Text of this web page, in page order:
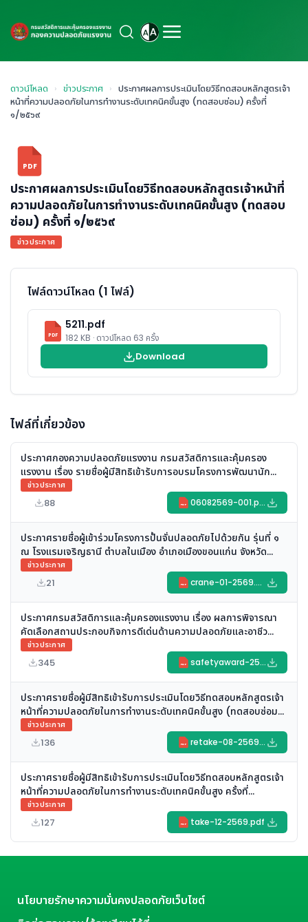
ดาวน์โหลด › ข่าวประกาศ › ประกาศผลการประเมินโดยวิธีทดสอบหลักสูตรเจ้า
หน้าที่ความปลอดภัยในการทำงานระดับเทคนิคขั้นสูง (ทดสอบซ่อม) ครั้งที่
๑/๒๕๖๙
PDF
ประกาศผลการประเมินโดยวิธีทดสอบหลักสูตรเจ้าหน้าที่
ความปลอดภัยในการทำงานระดับเทคนิคขั้นสูง (ทดสอบ
ซ่อม) ครั้งที่ ๑/๒๕๖๙
ข่าวประกาศ
ไฟล์ดาวน์โหลด (1 ไฟล์)
PDF
5211.pdf
182 KB · ดาวน์โหลด 63 ครั้ง
Download
ไฟล์ที่เกี่ยวข้อง
ประกาศกองความปลอดภัยแรงงาน กรมสวัสดิการและคุ้มครอง
แรงงาน เรื่อง รายชื่อผู้มีสิทธิเข้ารับการอบรมโครงการพัฒนานัก
บริหารความปลอดภัยขั้นสูง ประจำปี ๒๕๖๙
ข่าวประกาศ
88 PDF 06082569-001.pdf
ประกาศรายชื่อผู้เข้าร่วมโครงการปั้นจั่นปลอดภัยไปด้วยกัน รุ่นที่ ๑
ณ โรงแรมเจริญธานี ตำบลในเมือง อำเภอเมืองขอนแก่น จังหวัด
ขอนแก่น
ข่าวประกาศ
21 PDF crane-01-2569.pdf
ประกาศกรมสวัสดิการและคุ้มครองแรงงาน เรื่อง ผลการพิจารณา
คัดเลือกสถานประกอบกิจการดีเด่นด้านความปลอดภัยและอาชีว
อนามัย (Safety Award)
ประจำปี พ.ศ. ๒๕๖๙ (ประกาศวันที่ ๕ สิงหาคม ๒๕๖๙)
ข่าวประกาศ
345 PDF safetyaward-2569.pdf
ประกาศรายชื่อผู้มีสิทธิเข้ารับการประเมินโดยวิธีทดสอบหลักสูตรเจ้า
หน้าที่ความปลอดภัยในการทำงานระดับเทคนิคขั้นสูง (ทดสอบซ่อม)
ครั้งที่ ๘/๒๕๖๙
(ประกาศวันที่ ๒๗ กรกฎาคม ๒๕๖๙)
ข่าวประกาศ
136 PDF retake-08-2569.pdf
ประกาศรายชื่อผู้มีสิทธิเข้ารับการประเมินโดยวิธีทดสอบหลักสูตรเจ้า
หน้าที่ความปลอดภัยในการทำงานระดับเทคนิคขั้นสูง ครั้งที่
๑๒/๒๕๖๙
(ประกาศวันที่ ๒๗ กรกฎาคม ๒๕๖๙)
ข่าวประกาศ
127 PDF take-12-2569.pdf
นโยบายรักษาความมั่นคงปลอดภัยเว็บไซต์